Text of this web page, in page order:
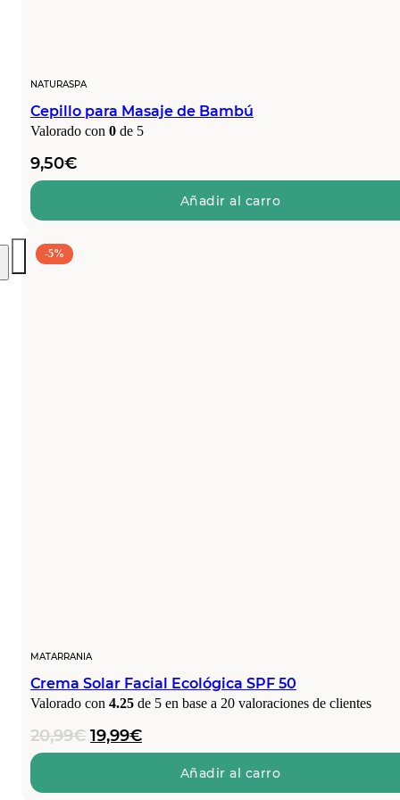
NATURASPA
Cepillo para Masaje de Bambú
Valorado con 0 de 5
9,50€
Añadir al carro
-5%
MATARRANIA
Crema Solar Facial Ecológica SPF 50
Valorado con 4.25 de 5 en base a 20 valoraciones de clientes
20,99€ El
precio
era:
19,99€El
precio
actual
es:
Añadir al carro